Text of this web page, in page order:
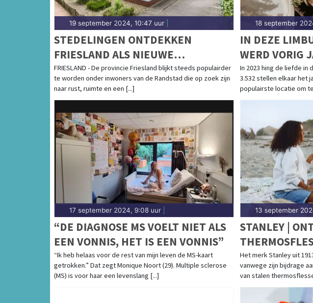
19 september 2024, 10:47 uur
STEDELINGEN ONTDEKKEN
FRIESLAND ALS NIEUWE
WOONPLEK
FRIESLAND - De provincie Friesland blijkt steeds populairder
te worden onder inwoners van de Randstad die op zoek zijn
naar rust, ruimte en een [...]
18 september
IN DEZE
WERD VORIG
GETROUWD
In 2023 hing de liefde in
3.532 stellen elkaar het
populairste locatie om
17 september 2024, 9:08 uur
“DE DIAGNOSE MS VOELT NIET ALS
EEN VONNIS, HET IS EEN VONNIS”
“Ik heb helaas voor de rest van mijn leven de MS-kaart
getrokken.” Dat zegt Monique Noort (29). Multiple sclerose
(MS) is voor haar een levenslang [...]
13 september
STANLEY |
Het merk Stanley uit
vanwege zijn bijdrage
van stalen